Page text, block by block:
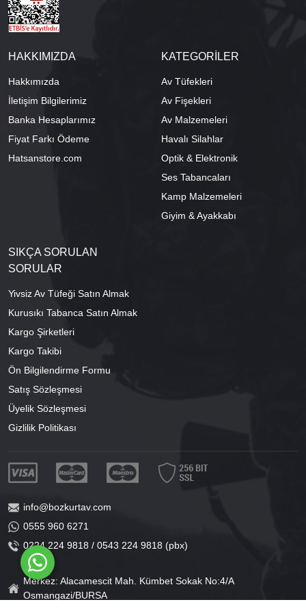
HAKKIMIZDA
Hakkımızda
İletişim Bilgilerimiz
Banka Hesaplarımız
Fiyat Farkı Ödeme
Hatsanstore.com
KATEGORİLER
Av Tüfekleri
Av Fişekleri
Av Malzemeleri
Havalı Silahlar
Optik & Elektronik
Ses Tabancaları
Kamp Malzemeleri
Giyim & Ayakkabı
SIKÇA SORULAN
SORULAR
Yivsiz Av Tüfeği Satın Almak
Kurusıkı Tabanca Satın Almak
Kargo Şirketleri
Kargo Takibi
Ön Bilgilendirme Formu
Satış Sözleşmesi
Üyelik Sözleşmesi
Gizlilik Politikası
info@bozkurtav.com
0555 960 6271
0224 224 9818 / 0543 224 9818 (pbx)
Merkez: Alacamescit Mah. Kümbet Sokak No:4/A
Osmangazi/BURSA